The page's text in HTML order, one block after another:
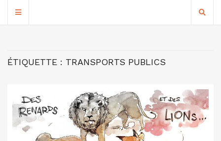
ÉTIQUETTE : TRANSPORTS PUBLICS